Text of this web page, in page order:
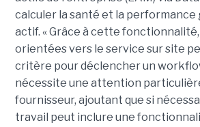
calculer la santé et la performance
actif. « Grâce à cette
orientées vers le service sur site
critère pour déclencher un
nécessite une attention
fournisseur, ajoutant que si
travail peut inclure une